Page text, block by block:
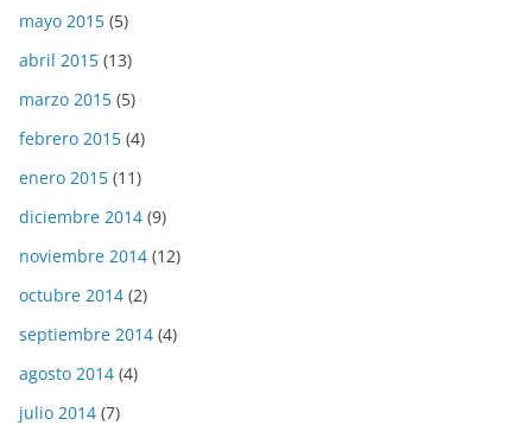
mayo 2015 (5)
abril 2015 (13)
marzo 2015 (5)
febrero 2015 (4)
enero 2015 (11)
diciembre 2014 (9)
noviembre 2014 (12)
octubre 2014 (2)
septiembre 2014 (4)
agosto 2014 (4)
julio 2014 (7)